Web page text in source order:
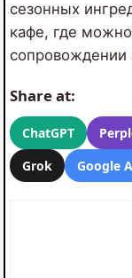
сезонных
кафе, где
сопровождении
Share at:
ChatGPT
Grok
Google